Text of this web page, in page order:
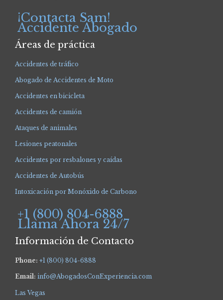
¡Contacta Sam!
Accidente Abogado
Áreas de práctica
Accidentes de tráfico
Abogado de Accidentes de Moto
Accidentes en bicicleta
Accidentes de camión
Ataques de animales
Lesiones peatonales
Accidentes por resbalones y caídas
Accidentes de Autobús
Intoxicación por Monóxido de Carbono
+1 (800) 804-6888
Llama Ahora 24/7
Información de Contacto
Phone: +1 (800) 804-6888
Email: info@AbogadosConExperiencia.com
Las Vegas